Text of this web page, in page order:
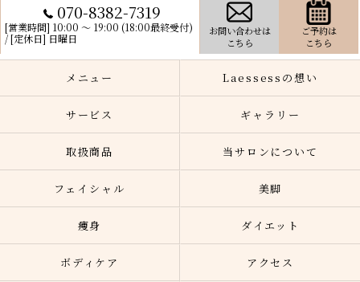
070-8382-7319
[営業時間] 10:00 〜 19:00 (18:00最終受付)
/ [定休日] 日曜日
お問い合わせは
こちら
ご予約は
こちら
メニュー Laessessの想い
サービス ギャラリー
取扱商品 当サロンについて
フェイシャル 美脚
痩身 ダイエット
ボディケア アクセス